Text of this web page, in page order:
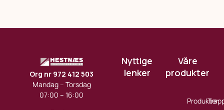
Org nr 972 412 503
Mandag – Torsdag
07:00 – 16:00
Nyttige
lenker
Produkter
Våre
produkter